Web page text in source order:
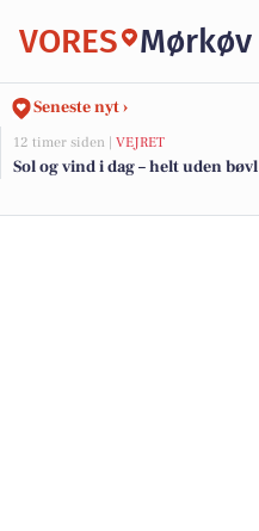
VORES Mørkøv
Seneste nyt ›
12 timer siden | VEJRET
Sol og vind i dag – helt uden bøvl